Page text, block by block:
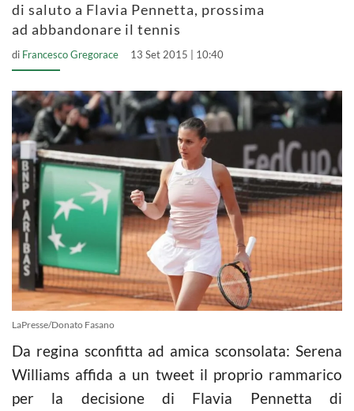
di saluto a Flavia Pennetta, prossima
ad abbandonare il tennis
di Francesco Gregorace 13 Set 2015 | 10:40
LaPresse/Donato Fasano
Da regina sconfitta ad amica sconsolata: Serena
Williams affida a un tweet il proprio rammarico
per la decisione di Flavia Pennetta di